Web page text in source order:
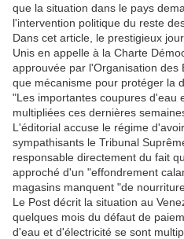
que la situation dans le pays
l'intervention politique du reste
Dans cet article, le prestigieux
Unis en appelle à la Charte
approuvée par l'Organisation des
que mécanisme pour protéger la
"Les importantes coupures d'eau
multipliées ces dernières
L'éditorial accuse le régime
sympathisants le Tribunal
responsable directement du fait
approché d'un "effondrement
magasins manquent "de
Le Post décrit la situation au
quelques mois du défaut de
d'eau et d'électricité se sont